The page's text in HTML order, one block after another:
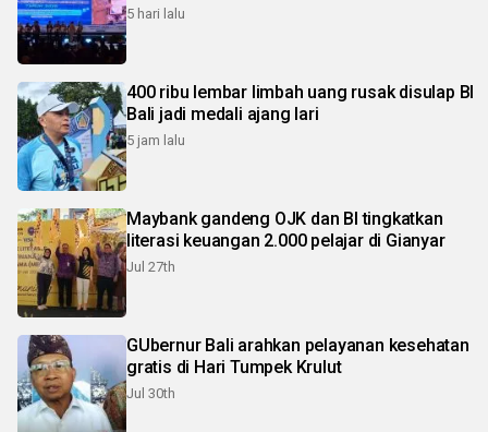
5 hari lalu
400 ribu lembar limbah uang rusak disulap BI
Bali jadi medali ajang lari
5 jam lalu
Maybank gandeng OJK dan BI tingkatkan
literasi keuangan 2.000 pelajar di Gianyar
Jul 27th
GUbernur Bali arahkan pelayanan kesehatan
gratis di Hari Tumpek Krulut
Jul 30th